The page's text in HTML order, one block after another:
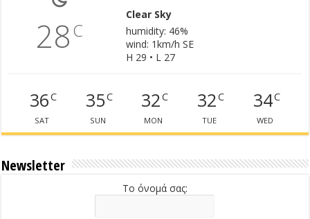
28C
Clear Sky
humidity: 46%
wind: 1km/h SE
H 29 • L 27
36C
SAT
35C
SUN
32C
MON
32C
TUE
34C
WED
Newsletter
Το όνομά σας: